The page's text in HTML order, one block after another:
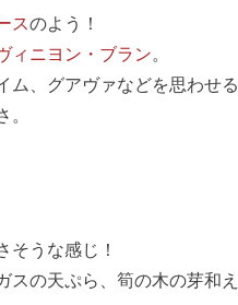
スのよう！
ィニヨン・ブラン。
、グアヴァなどを思わせ
そうな感じ！
の天ぷら、筍の木の芽和